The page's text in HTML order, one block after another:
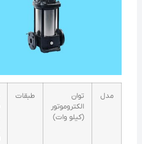
مدل
توان
الکتروموتور
(کیلو وات)
طبقات